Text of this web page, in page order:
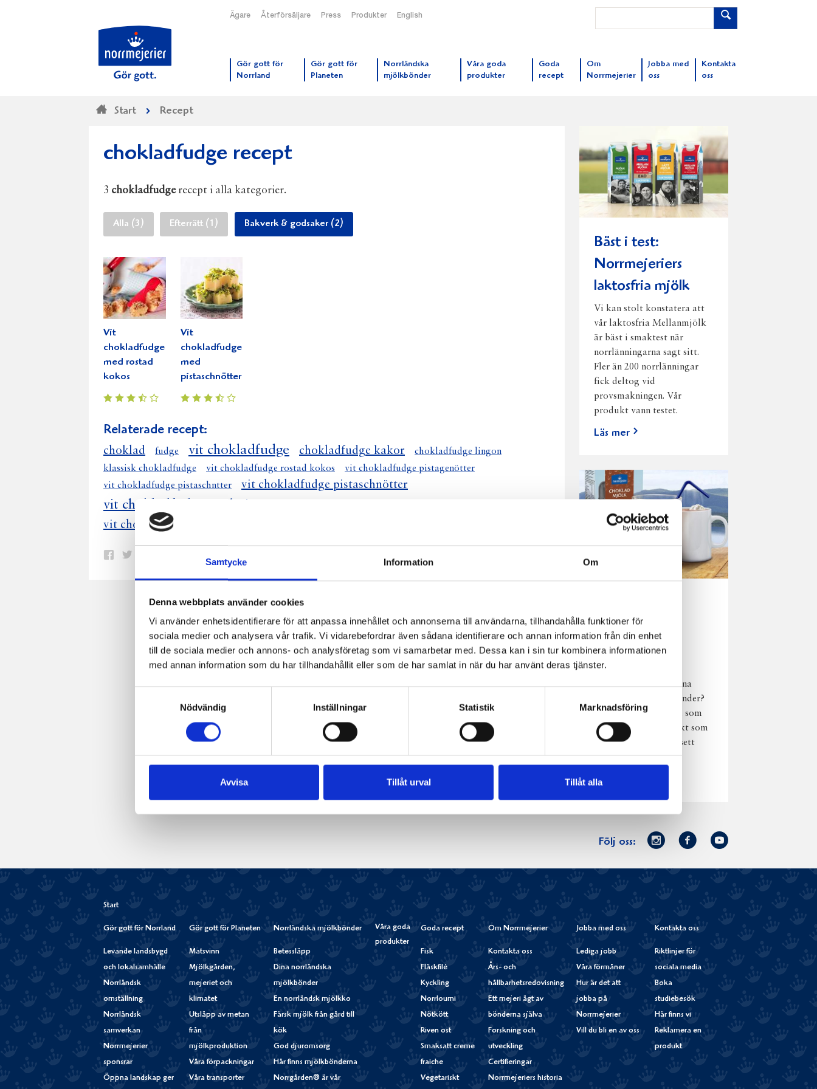
Samtycke Information Om
Denna webbplats använder cookies
Vi använder enhetsidentifierare för att anpassa innehållet och annonserna till användarna, tillhandahålla funktioner för
sociala medier och analysera vår trafik. Vi vidarebefordrar även sådana identifierare och annan information från din enhet
till de sociala medier och annons- och analysföretag som vi samarbetar med. Dessa kan i sin tur kombinera informationen
med annan information som du har tillhandahållit eller som de har samlat in när du har använt deras tjänster.
Nödvändig
Inställningar Statistik Marknadsföring
Avvisa Tillåt urval Tillåt alla
Ägare Återförsäljare Press Produkter English
Gör gott för
Norrland
Gör gott för
Planeten
Norrländska
mjölkbönder
Våra goda
produkter
Goda
recept
Om
Norrmejerier
Jobba med
oss
Kontakta
oss
Start Recept
chokladfudge recept
3 chokladfudgerecept i alla kategorier.
Alla (3) Efterrätt (1) Bakverk & godsaker (2)
Vit
chokladfudge
med rostad
kokos
Vit
chokladfudge
med
pistaschnötter
Relaterade recept:
choklad fudge vit chokladfudge chokladfudge kakor
chokladfudge lingon
klassisk chokladfudge
vit chokladfudge rostad kokos
vit chokladfudge pistagenötter
vit chokladfudge pistaschntter
vit chokladfudge pistaschnötter
vit chokladfudge med pistagenötter
vit chokladfudge med pistaschnötter
Dela
post
Skriv
Bäst i test:
Norrmejeriers
laktosfria mjölk
Vi kan stolt konstatera att
vår laktosfria Mellanmjölk
är bäst i smaktest när
norrlänningarna sagt sitt.
Fler än 200 norrlänningar
fick deltog vid
provsmakningen. Vår
produkt vann testet.
Läs mer
njutning i alla
väder
Har du provat
chokladmjölk från dina
norrländska mjölkbönder?
Den är lika god varm som
kall och passar perfekt som
vardagsnjutning oavsett
väder, året om.
Läs mer
Följ oss:
Norrmejerier
Instagram
Facebook
Youtube
Start
Gör gott för Norrland
Levande landsbygd
och lokalsamhälle
Norrländsk
omställning
Norrländsk
samverkan
Norrmejerier
sponsrar
Öppna landskap ger
Gör gott för Planeten
Matsvinn
Mjölkgården,
mejeriet och
klimatet
Utsläpp av metan
från
mjölkproduktion
Våra förpackningar
Våra transporter
Norrländska mjölkbönder
Betessläpp
Dina norrländska
mjölkbönder
En norrländsk mjölkko
Färsk mjölk från gård till
kök
God djuromsorg
Här finns mjölkbönderna
Norrgården® är vår
Våra goda
produkter
Goda recept
Fisk
Fläskfilé
Kyckling
Norrloumi
Nötkött
Riven ost
Smaksatt creme
fraiche
Vegetariskt
Om Norrmejerier
Kontakta oss
Års- och
hållbarhetsredovisning
Ett mejeri ägt av
bönderna själva
Forskning och
utveckling
Certifieringar
Norrmejeriers historia
Jobba med oss
Lediga jobb
Våra förmåner
Hur är det att
jobba på
Norrmejerier
Vill du bli en av oss
Kontakta oss
Riktlinjer för
sociala media
Boka
studiebesök
Här finns vi
Reklamera en
produkt